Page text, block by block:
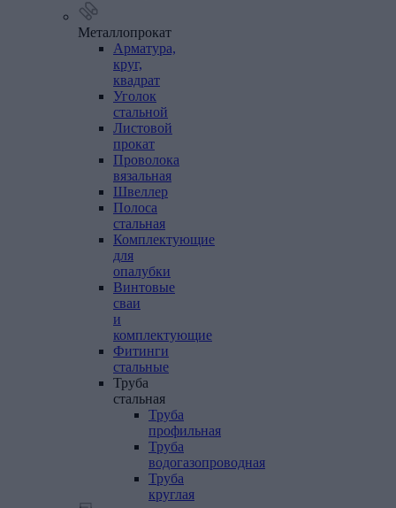
Металлопрокат
Арматура,
круг,
квадрат
Уголок
стальной
Листовой
прокат
Проволока
вязальная
Швеллер
Полоса
стальная
Комплектующие
для
опалубки
Винтовые
сваи
и
комплектующие
Фитинги
стальные
Труба
стальная
Труба
профильная
Труба
водогазопроводная
Труба
круглая